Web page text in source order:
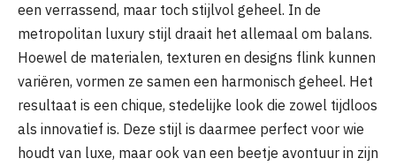
een verrassend, maar toch stijlvol geheel. In de
metropolitan luxury stijl draait het allemaal om balans.
Hoewel de materialen, texturen en designs flink kunnen
variëren, vormen ze samen een harmonisch geheel. Het
resultaat is een chique, stedelijke look die zowel tijdloos
als innovatief is. Deze stijl is daarmee perfect voor wie
houdt van luxe, maar ook van een beetje avontuur in zijn